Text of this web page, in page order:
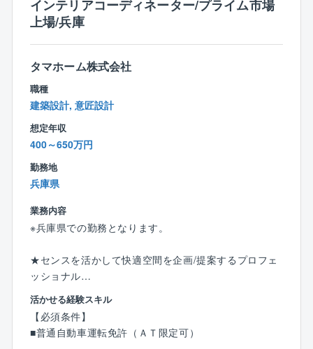
（例：高圧・特別高圧電気取扱特別教育、職長教育
等）を実施しております。
ご自身の業務内容や習熟度に応じて、必要な知識・ス
キルを段階的に習得していくことができます。
【プライベート支援】
■住宅補助関連制度
【寮】
28歳まで：自己負担2万円/月
29～40歳：3万6千円～3千円/月を補助（年齢に応じた
金額を補助）
【社宅】
年齢不問：入社より3年間 家賃の50～20%補助（年
数毎に減額）
39歳まで：3万5千円～3千円/月の手当補助（年齢に応
じた手当を支給）
家賃＋共益費の50％補助（適用年数規定あり）
【単身赴任】
自己負担1万2千円/月
安定して案件を受注できています。
【働き方・福利厚生】
・自身の裁量で工期の予定を組めるので残業平均30時
間程度。
有給休暇消化率は84％と、建設業界トップクラス。
・2024年度の実績では、全体で平均13.5日（現場勤務
者でも11.4日）を取得しています。さらに、入社初日
から14日の有給を付与（2年目16日、3年目以降20
日）。一つの工事が完了し、次の工事に移るまでの間
に長期休暇を取得してリフレッシュする社員が多数い
インテリアコーディネーター/プライム市場
上場/兵庫
タマホーム株式会社
職種
建築設計, 意匠設計
想定年収
400～650万円
勤務地
兵庫県
業務内容
※兵庫県での勤務となります。
★センスを活かして快適空間を企画/提案するプロフェ
ッショナル
★タマホームで建築いただくお客さまの好みや希望、
家族構成、生活スタイルに応じて、家具や照明、カー
テン、カーペット、壁紙など、室内全体のインテリア
プランニング/コーディネートを行い、お客さまの要望
活かせる経験スキル
【必須条件】
■普通自動車運転免許（ＡＴ限定可）